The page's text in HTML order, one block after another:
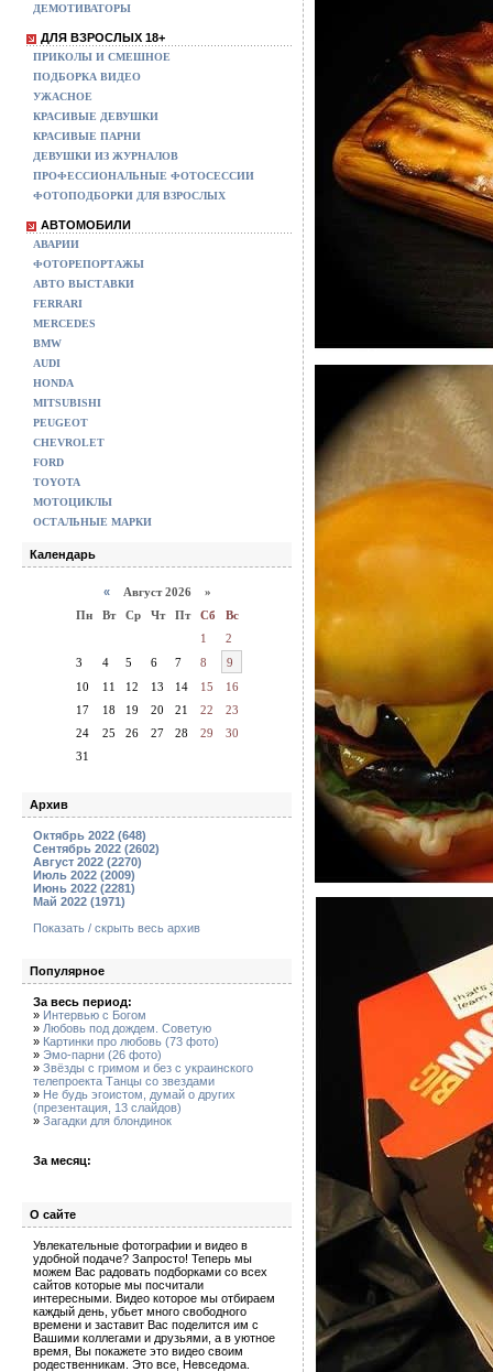
ДЕМОТИВАТОРЫ
ДЛЯ ВЗРОСЛЫХ 18+
ПРИКОЛЫ И СМЕШНОЕ
ПОДБОРКА ВИДЕО
УЖАСНОЕ
КРАСИВЫЕ ДЕВУШКИ
КРАСИВЫЕ ПАРНИ
ДЕВУШКИ ИЗ ЖУРНАЛОВ
ПРОФЕССИОНАЛЬНЫЕ ФОТОСЕССИИ
ФОТОПОДБОРКИ ДЛЯ ВЗРОСЛЫХ
АВТОМОБИЛИ
АВАРИИ
ФОТОРЕПОРТАЖЫ
АВТО ВЫСТАВКИ
FERRARI
MERCEDES
BMW
AUDI
HONDA
MITSUBISHI
PEUGEOT
CHEVROLET
FORD
TOYOTA
МОТОЦИКЛЫ
ОСТАЛЬНЫЕ МАРКИ
Календарь
« Август 2026 »
Пн
Вт Ср Чт Пт Сб
Вс
1
2
3
4 5 6 7 8
9
10
11 12 13 14 15
16
17
18 19 20 21 22
23
24
25 26 27 28 29
30
31
Архив
Октябрь 2022 (648)
Сентябрь 2022 (2602)
Август 2022 (2270)
Июль 2022 (2009)
Июнь 2022 (2281)
Май 2022 (1971)
Показать / скрыть весь архив
Популярное
За весь период:
» Интервью с Богом
» Любовь под дождем. Советую
» Картинки про любовь (73 фото)
» Эмо-парни (26 фото)
» Звёзды с гримом и без с украинского
телепроекта Танцы со звездами
» Не будь эгоистом, думай о других
(презентация, 13 слайдов)
» Загадки для блондинок
За месяц:
О сайте
Увлекательные фотографии и видео в
удобной подаче? Запросто! Теперь мы
можем Вас радовать подборками со всех
сайтов которые мы посчитали
интересными. Видео которое мы отбираем
каждый день, убьет много свободного
времени и заставит Вас поделится им с
Вашими коллегами и друзьями, а в уютное
время, Вы покажете это видео своим
родественникам. Это все, Невседома.